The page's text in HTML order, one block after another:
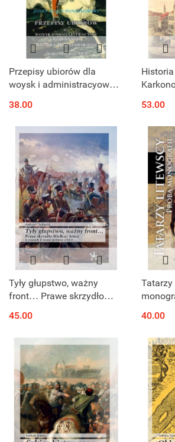
Przepisy ubiorów dla
woysk i administracyow
Warszawskiego w
Warszawie roku 1810
38.00 53.00
Tyły głupstwo, ważny
front… Prawe skrzydło
wojny polskiej (1812)
45.00
Tatarzy
40.00